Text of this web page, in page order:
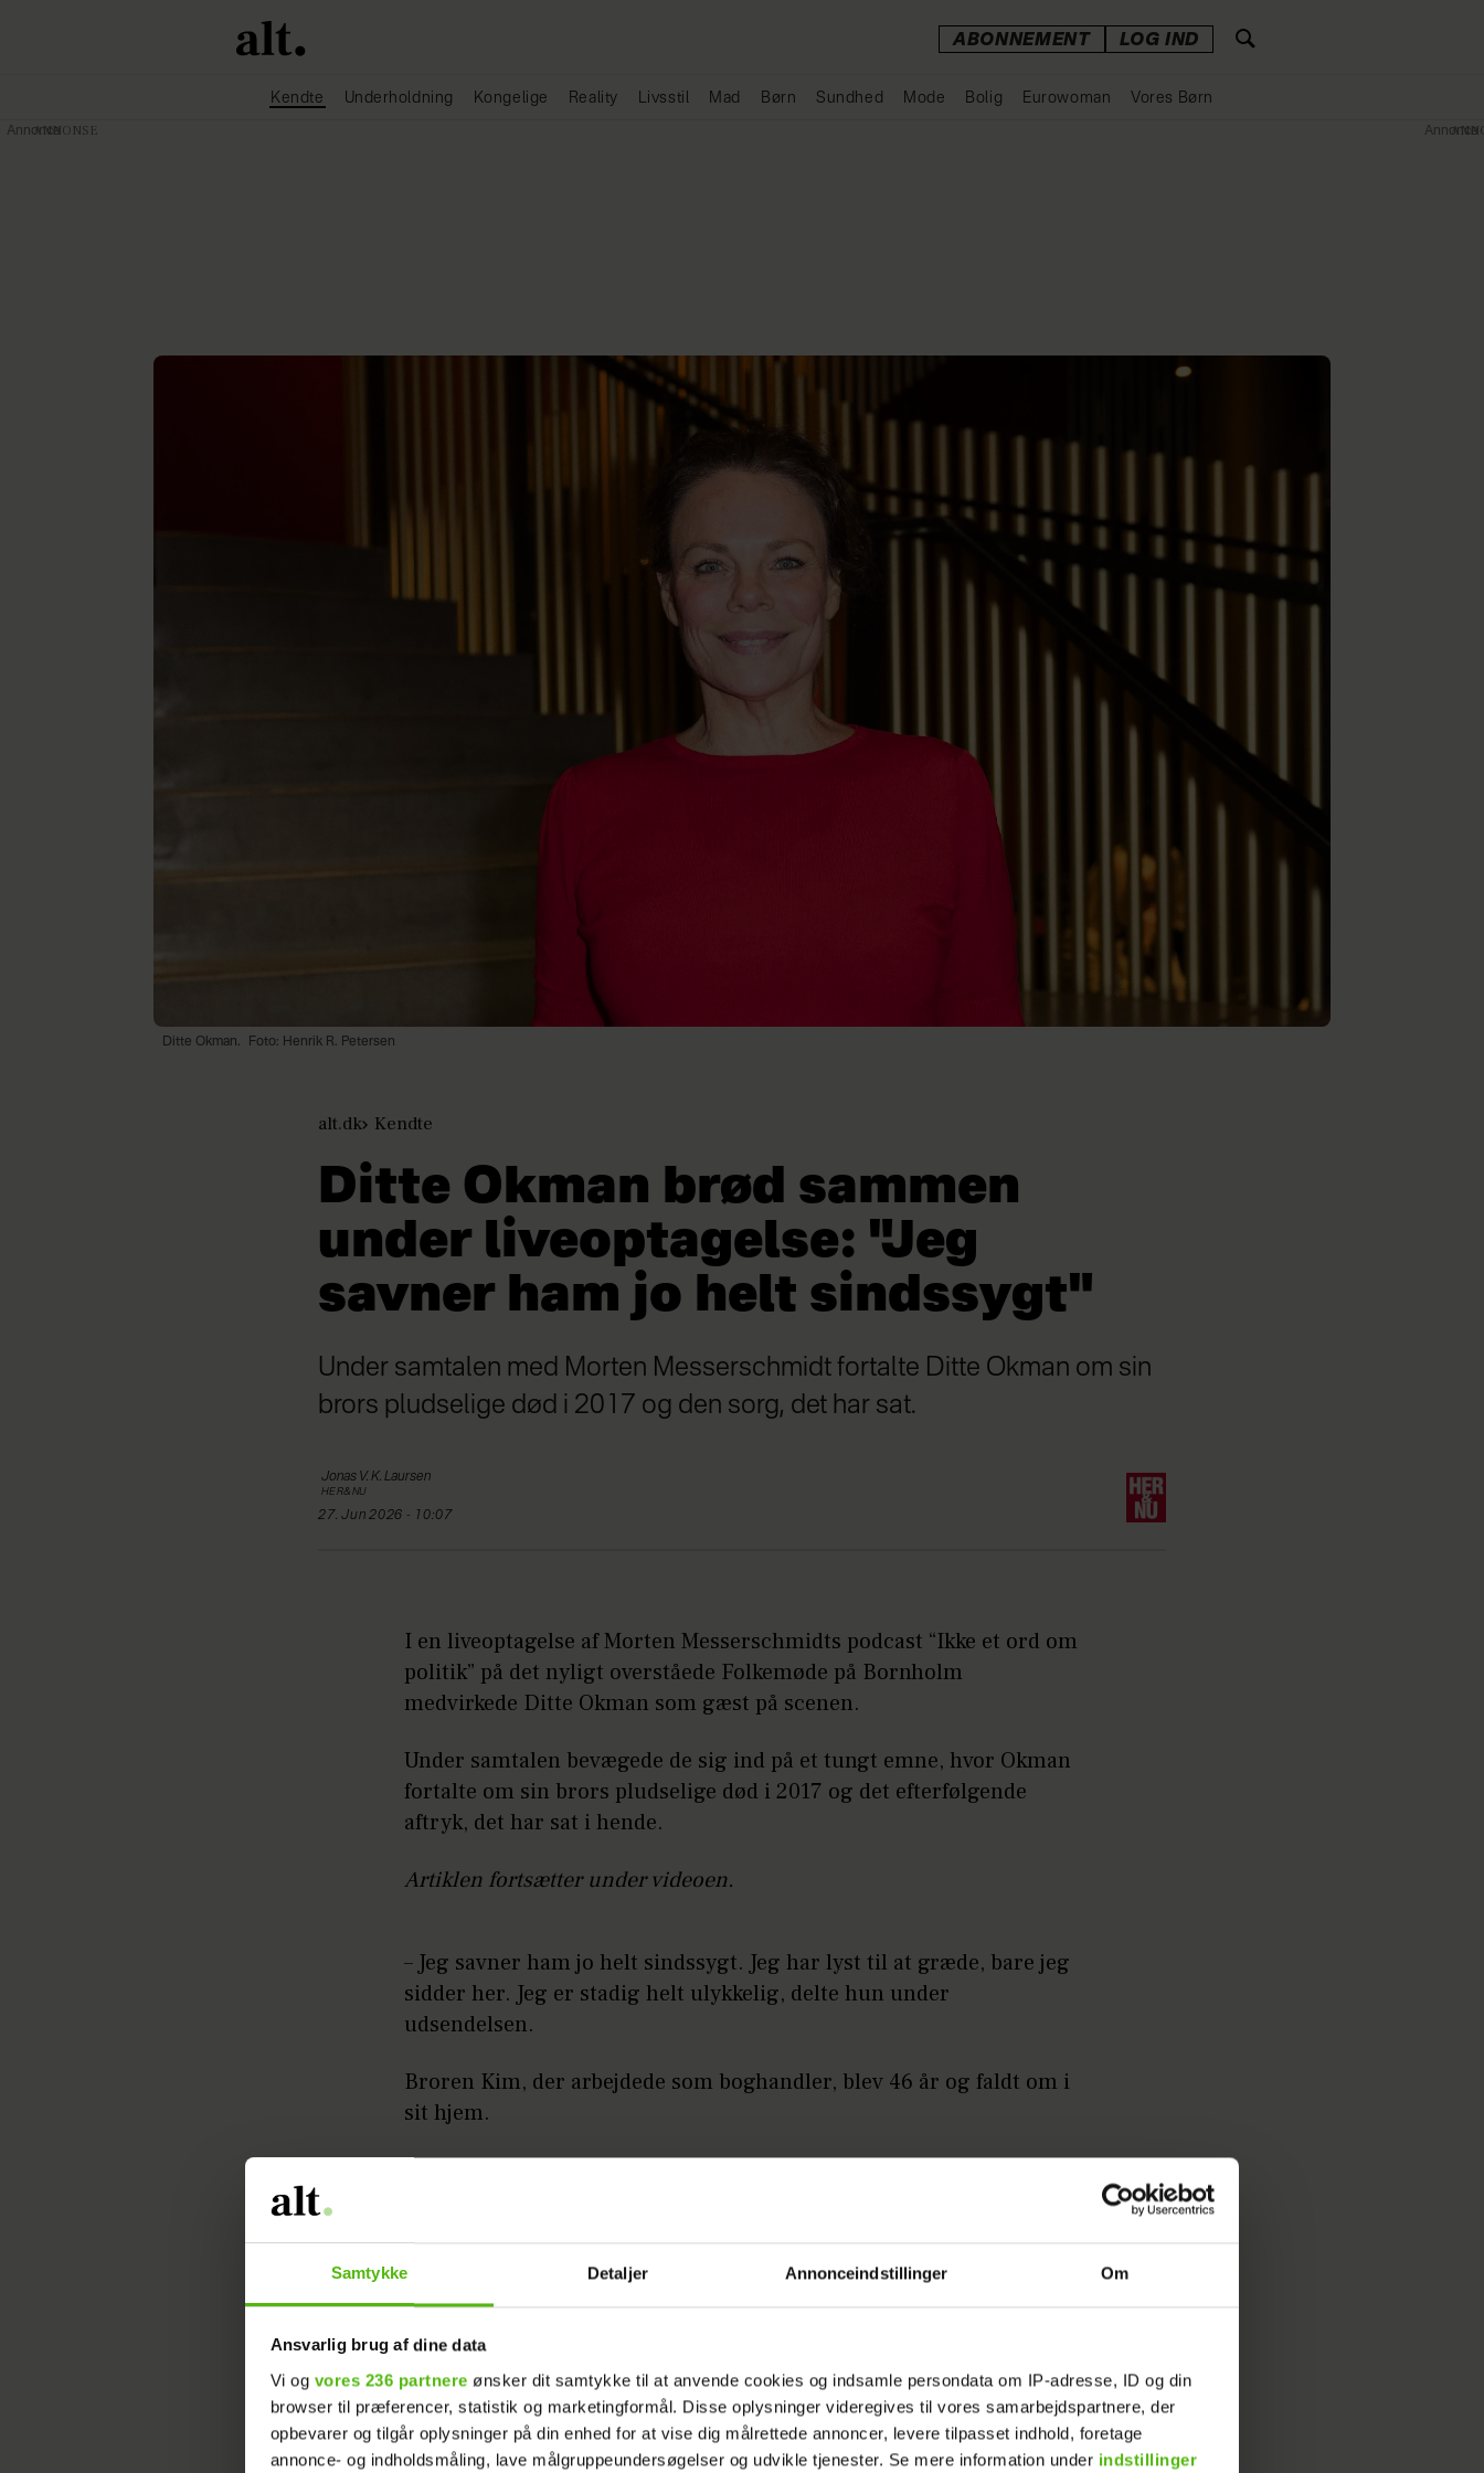
Samtykke Detaljer Annonceindstillinger Om
Ansvarlig brug af dine data
Vi og vores 236 partnere ønsker dit samtykke til at anvende cookies og indsamle persondata om IP-adresse, ID og din
browser til præferencer, statistik og marketingformål. Disse oplysninger videregives til vores samarbejdspartnere, der
opbevarer og tilgår oplysninger på din enhed for at vise dig målrettede annoncer, levere tilpasset indhold, foretage
annonce- og indholdsmåling, lave målgruppeundersøgelser og udvikle tjenester. Se mere information under indstillinger
ABONNEMENT LOG IND
Kendte Underholdning Kongelige Reality Livsstil Mad Børn Sundhed Mode Bolig Eurowoman Vores Børn
Ditte Okman. Foto: Henrik R. Petersen
alt.dk Kendte
Ditte Okman brød sammen
under liveoptagelse: "Jeg
savner ham jo helt sindssygt"
Under samtalen med Morten Messerschmidt fortalte Ditte Okman om sin
brors pludselige død i 2017 og den sorg, det har sat.
Jonas V. K. Laursen
HER&NU
27. Jun 2026 - 10:07
I en liveoptagelse af Morten Messerschmidts podcast “Ikke et ord om
politik” på det nyligt overståede Folkemøde på Bornholm
medvirkede Ditte Okman som gæst på scenen.
Under samtalen bevægede de sig ind på et tungt emne, hvor Okman
fortalte om sin brors pludselige død i 2017 og det efterfølgende
aftryk, det har sat i hende.
Artiklen fortsætter under videoen.
– Jeg savner ham jo helt sindssygt. Jeg har lyst til at græde, bare jeg
sidder her. Jeg er stadig helt ulykkelig, delte hun under
udsendelsen.
Broren Kim, der arbejdede som boghandler, blev 46 år og faldt om i
sit hjem.
mellem dem:
vores forældrede arbejdede hele tiden.
LÆS OGSÅ
Line Baun Danielsen efter brystkræft: Skal
Annonce Annonce